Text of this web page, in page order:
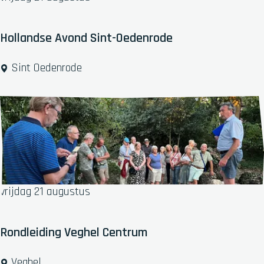
e
N
g
t
Hollandse Avond Sint-Oedenrode
H
l
l
a
n
d
s
e
A
o
d
Sint Oedenrode
Rondleiding Veghel Centrum
vrijdag 21 augustus